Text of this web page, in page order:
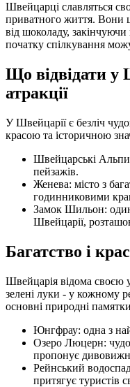
Швейцарці славляться
приватного життя. Вони
від шоколаду,
початку спілкування
Що відвідати у
атракції
У Швейцарії є безліч
красою та історичною
Швейцарські
пейзажів.
Женева: місто з
годинниковими
Замок Шильон: один
Швейцарії,
Багатство і
Швейцарія відома своєю
зелені луки - у кожному
основні природні
Юнгфрау: одна з
Озеро Люцерн:
пропонує
Рейнський
притягує туристів